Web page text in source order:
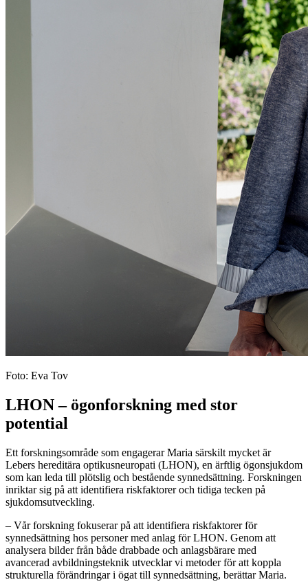
Foto: Eva Tov
LHON – ögonforskning med stor
potential
Ett forskningsområde som engagerar Maria särskilt mycket är
Lebers hereditära optikusneuropati (LHON), en ärftlig ögonsjukdom
som kan leda till plötslig och bestående synnedsättning. Forskningen
inriktar sig på att identifiera riskfaktorer och tidiga tecken på
sjukdomsutveckling.
– Vår forskning fokuserar på att identifiera riskfaktorer för
synnedsättning hos personer med anlag för LHON. Genom att
analysera bilder från både drabbade och anlagsbärare med
avancerad avbildningsteknik utvecklar vi metoder för att koppla
strukturella förändringar i ögat till synnedsättning, berättar Maria.